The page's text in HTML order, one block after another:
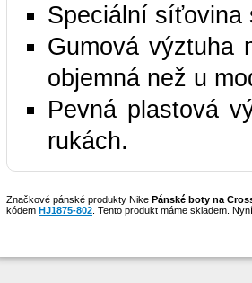
Speciální síťovina
Gumová výztuha
objemná než u
Pevná plastová
rukách.
Značkové pánské produkty Nike Pánské boty na
kódem HJ1875-802 . Tento produkt máme skladem.